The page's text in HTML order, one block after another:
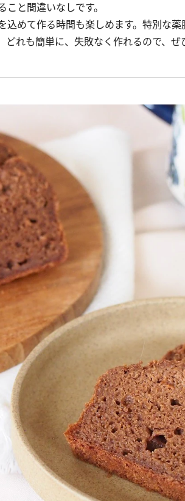
と間違いなしです。
めて作る時間も楽しめます。特別な
れも簡単に、失敗なく作れるので、